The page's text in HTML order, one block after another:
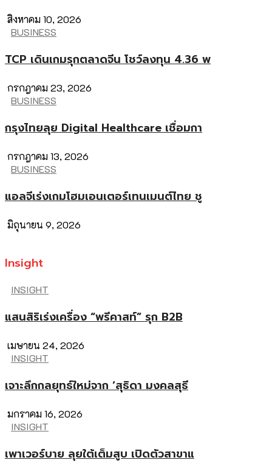
สิงหาคม 10, 2026
BUSINESS
TCP เดินเกมรุกตลาดจีน โชว์ลงทุน 4.36 พ
กรกฎาคม 23, 2026
BUSINESS
กรุงไทยลุย Digital Healthcare เชื่อมกา
กรกฎาคม 13, 2026
BUSINESS
แอลจีเร่งเกมโฮมเอนเตอร์เทนเมนต์ไทย ชู
มิถุนายน 9, 2026
Insight
INSIGHT
แสนสิริเร่งเครื่อง “พรีคาสท์” รุก B2B
เมษายน 24, 2026
INSIGHT
เจาะลึกกลยุทธ์ใหม่จาก ‘สุธิดา มงคลสุธี
มกราคม 16, 2026
INSIGHT
เพาเวอร์บาย ลุยใต้เต็มสูบ เปิดตัวสาขาแ